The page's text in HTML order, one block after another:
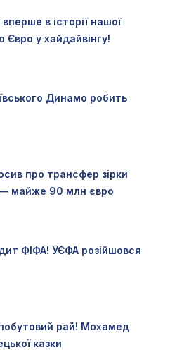
в історії нашої
Євро у хайдайвінгу!
Динамо робить
про трансфер зірки
майже 90 млн євро
ФІФА! УЄФА розійшовся
побутовий рай! Мохамед
казки